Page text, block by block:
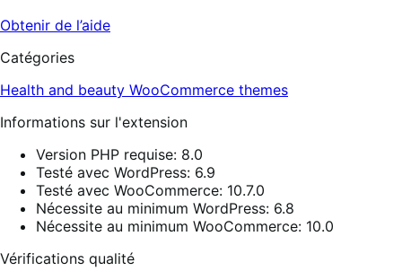
Obtenir de l’aide
Catégories
Health and beauty WooCommerce themes
Informations sur l'extension
Version PHP requise: 8.0
Testé avec WordPress: 6.9
Testé avec WooCommerce: 10.7.0
Nécessite au minimum WordPress: 6.8
Nécessite au minimum WooCommerce: 10.0
Vérifications qualité